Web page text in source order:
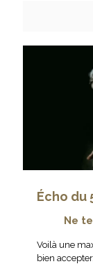
Écho du
Ne
Voilà une
bien accepter...